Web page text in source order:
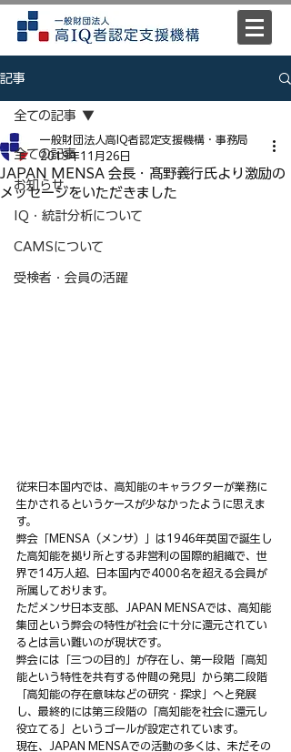
記事
全ての記事
お知らせ
IQ・統計分析について
CAMSについて
受検者・会員の活躍
全ての記事
JAPAN MENSA 会長・髙野義行氏より激励の
メッセージをいただきました
一般財団法人高IQ者認定支援機構・事務局
2019年11月26日
従来日本国内では、高知能のキャラクターが業務に
生かされるというケースが少なかったように思えま
す。
弊会「MENSA（メンサ）」は1946年英国で誕生し
た高知能を拠り所とする非営利の国際的組織で、世
界で14万人超、日本国内で4000名を超える会員が
所属しております。
ただメンサ日本支部、JAPAN MENSAでは、高知能
集団という弊会の特性が社会に十分に還元されてい
るとは言い難いのが現状です。
弊会には「三つの目的」が存在し、第一段階「高知
能という特性を共有する仲間の発見」から第二段階
「高知能の存在意味などの研究・探求」へと発展
し、最終的には第三段階の「高知能を社会に還元し
役立てる」というゴールが設定されています。
現在、JAPAN MENSAでの活動の多くは、未だその